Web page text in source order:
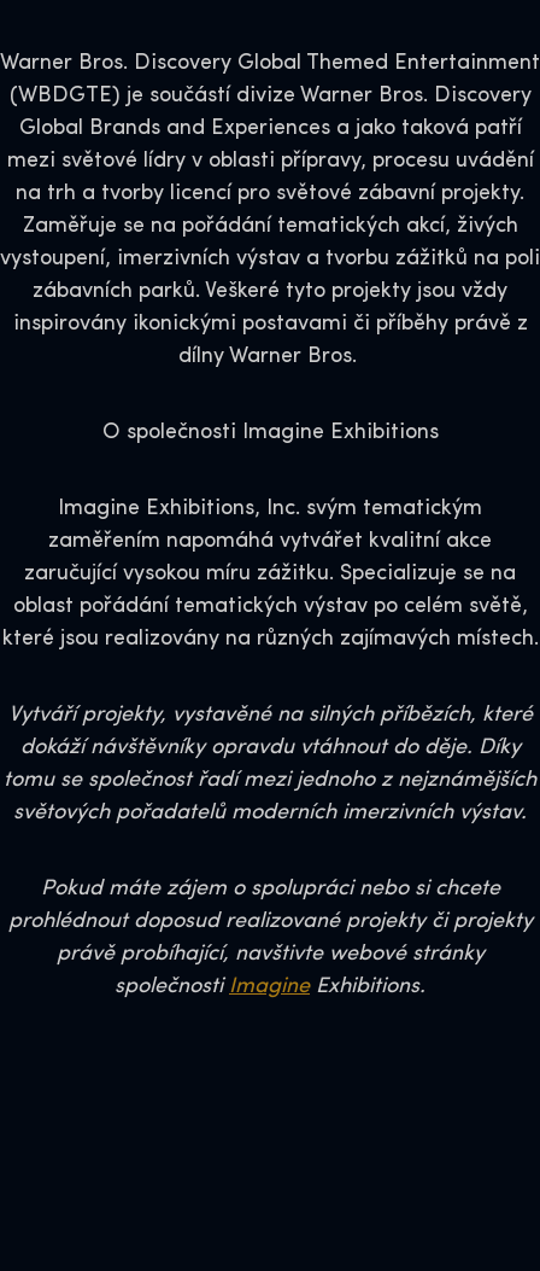
Warner Bros. Discovery Global Themed Entertainment
(WBDGTE) je součástí divize Warner Bros. Discovery
Global Brands and Experiences a jako taková patří
mezi světové lídry v oblasti přípravy, procesu uvádění
na trh a tvorby licencí pro světové zábavní projekty.
Zaměřuje se na pořádání tematických akcí, živých
vystoupení, imerzivních výstav a tvorbu zážitků na poli
zábavních parků. Veškeré tyto projekty jsou vždy
inspirovány ikonickými postavami či příběhy právě z
dílny Warner Bros.
O společnosti Imagine Exhibitions
Imagine Exhibitions, Inc. svým tematickým
zaměřením napomáhá vytvářet kvalitní akce
zaručující vysokou míru zážitku. Specializuje se na
oblast pořádání tematických výstav po celém světě,
které jsou realizovány na různých zajímavých místech.
Vytváří projekty, vystavěné na silných příbězích, které
dokáží návštěvníky opravdu vtáhnout do děje. Díky
tomu se společnost řadí mezi jednoho z nejznámějších
světových pořadatelů moderních imerzivních výstav.
Pokud máte zájem o spolupráci nebo si chcete
prohlédnout doposud realizované projekty či projekty
právě probíhající, navštivte webové stránky
společnostiImagineExhibitions.